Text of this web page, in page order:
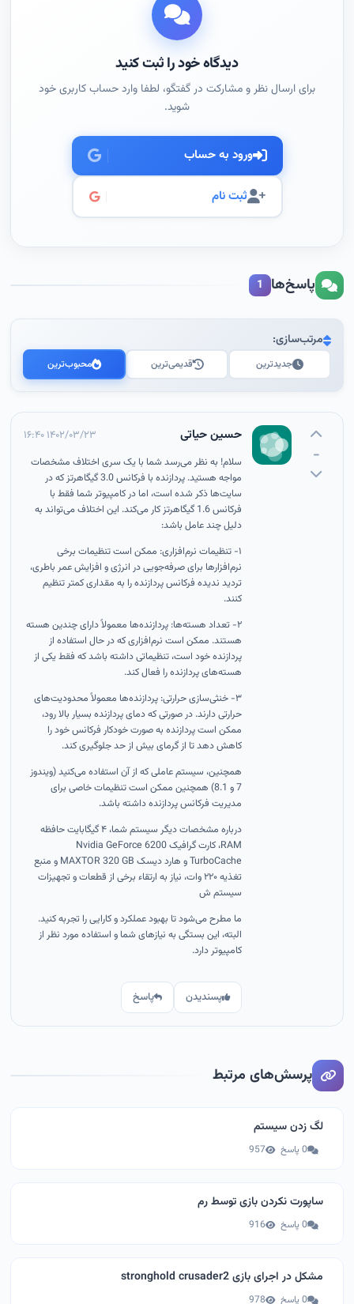
دیدگاه خود را ثبت کنید
برای ارسال نظر و مشارکت در گفتگو، لطفا وارد حساب کاربری خود
شوید.
ورود به حساب
ثبت نام
پاسخ‌ها 1
مرتب‌سازی:
جدیدترین قدیمی‌ترین محبوب‌ترین
-
حسین حیاتی
۱۴۰۲/۰۳/۲۳ ۱۶:۴۰
سلام! به نظر می‌رسد شما با یک سری اختلاف مشخصات
مواجه هستید. پردازنده با فرکانس 3.0 گیگاهرتز که در
سایت‌ها ذکر شده است، اما در کامپیوتر شما فقط با
فرکانس 1.6 گیگاهرتز کار می‌کند. این اختلاف می‌تواند به
دلیل چند عامل باشد:
۱- تنظیمات نرم‌افزاری: ممکن است تنظیمات برخی
نرم‌افزارها برای صرفه‌جویی در انرژی و افزایش عمر باطری،
تردید ندیده فرکانس پردازنده را به مقداری کمتر تنظیم
کنند.
۲- تعداد هسته‌ها: پردازنده‌ها معمولاً دارای چندین هسته
هستند. ممکن است نرم‌افزاری که در حال استفاده از
پردازنده خود است، تنظیماتی داشته باشد که فقط یکی از
هسته‌های پردازنده را فعال کند.
۳- خنثی‌سازی حرارتی: پردازنده‌ها معمولاً محدودیت‌های
حرارتی دارند. در صورتی که دمای پردازنده بسیار بالا رود،
ممکن است پردازنده به صورت خودکار فرکانس خود را
کاهش دهد تا از گرمای بیش از حد جلوگیری کند.
همچنین، سیستم عاملی که از آن استفاده می‌کنید (ویندوز
7 و 8.1) همچنین ممکن است تنظیمات خاصی برای
مدیریت فرکانس پردازنده داشته باشد.
درباره مشخصات دیگر سیستم شما، ۴ گیگابایت حافظه
RAM، کارت گرافیک Nvidia GeForce 6200
TurboCache و هارد دیسک MAXTOR 320 GB و منبع
تغذیه ۲۲۰ وات، نیاز به ارتقاء برخی از قطعات و تجهیزات
سیستم ش
ما مطرح می‌شود تا بهبود عملکرد و کارایی را تجربه کنید.
البته، این بستگی به نیازهای شما و استفاده مورد نظر از
کامپیوتر دارد.
پسندیدن پاسخ
پرسش‌های مرتبط
لگ زدن سیستم
0 پاسخ 957
ساپورت نکردن بازی توسط رم
0 پاسخ 916
مشکل در اجرای بازی stronghold crusader2
0 پاسخ 978